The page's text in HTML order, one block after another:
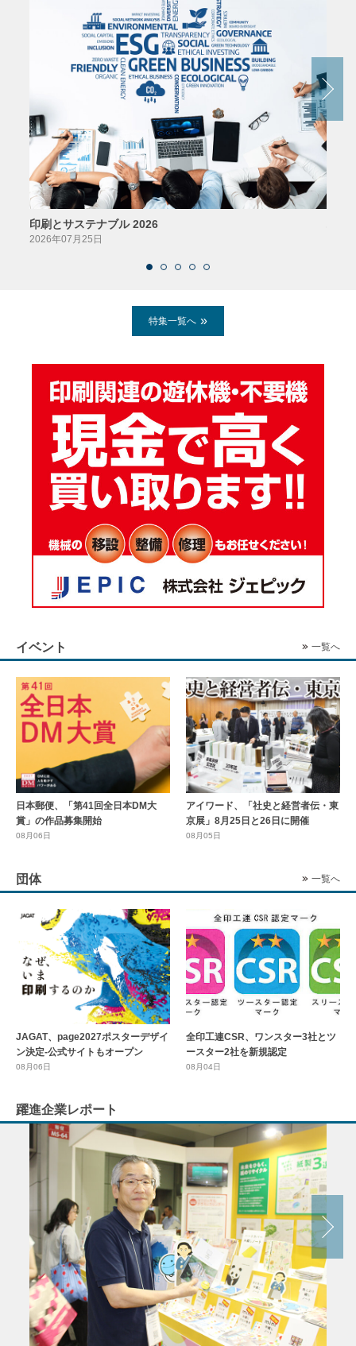
印刷とサステナブル 2026
2026年07月25日
特集一覧へ
イベント 一覧へ
日本郵便、「第41回全日本DM大
賞」の作品募集開始
08月06日
アイワード、「社史と経営者伝・東
京展」8月25日と26日に開催
08月05日
団体 一覧へ
JAGAT、page2027ポスターデザイ
ン決定-公式サイトもオープン
08月06日
全印工連CSR、ワンスター3社とツ
ースター2社を新規認定
08月04日
躍進企業レポート